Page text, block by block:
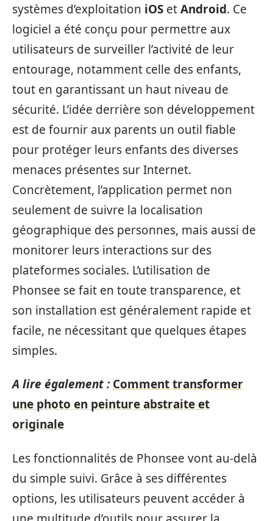
systèmes d’exploitation iOS etAndroid. Ce
logiciel a été conçu pour permettre aux
utilisateurs de surveiller l’activité de leur
entourage, notamment celle des enfants,
tout en garantissant un haut niveau de
sécurité. L’idée derrière son développement
est de fournir aux parents un outil fiable
pour protéger leurs enfants des diverses
menaces présentes sur Internet.
Concrètement, l’application permet non
seulement de suivre la localisation
géographique des personnes, mais aussi de
monitorer leurs interactions sur des
plateformes sociales. L’utilisation de
Phonsee se fait en toute transparence, et
son installation est généralement rapide et
facile, ne nécessitant que quelques étapes
simples.
A lire également : Comment transformer
une photo en peinture abstraite et
originale
Les fonctionnalités de Phonsee vont au-delà
du simple suivi. Grâce à ses différentes
options, les utilisateurs peuvent accéder à